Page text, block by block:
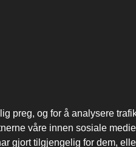
preg, og for å analysere
våre innen sosiale
gjort tilgjengelig for dem,